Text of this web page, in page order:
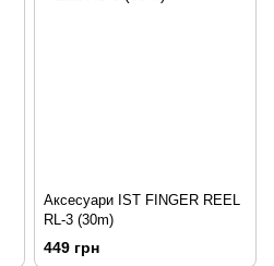
Аксесуари IST FINGER REEL
RL-3 (30m)
449 грн